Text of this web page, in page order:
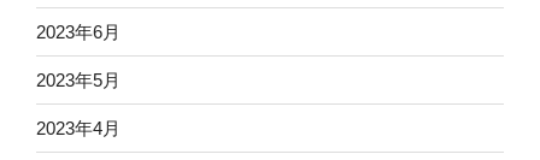
2023年6月
2023年5月
2023年4月